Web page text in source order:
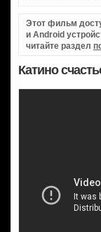
Этот фильм
и Android
читайте раздел
Катино